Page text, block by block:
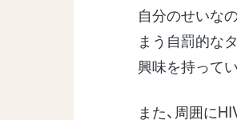
自分のせいな
まう自罰的な
興味を持って
また、周囲に